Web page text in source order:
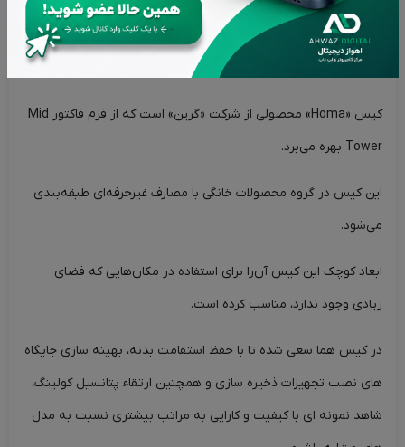
توضیحات ویژگی های محصول نقد و بررسی‌ها (0)
کیس کامپیوتر گرین مدل HOMA
کیس «Homa» محصولی از شرکت «گرین» است که از فرم فاکتور
Mid
Tower بهره می‌برد.
این کیس در گروه محصولات خانگی با مصارف غیرحرفه‌ای طبقه‌بندی
می‌شود.
ابعاد کوچک این کیس آن‌را برای استفاده در مکان‌هایی که فضای
زیادی وجود ندارد، مناسب کرده است.
در کیس هما سعی شده تا با حفظ استقامت بدنه، بهینه سازی جایگاه
های نصب تجهیزات ذخیره سازی و همچنین ارتقاء پتانسیل کولینگ،
شاهد نمونه ای با کیفیت و کارایی به مراتب بیشتری نسبت به مدل